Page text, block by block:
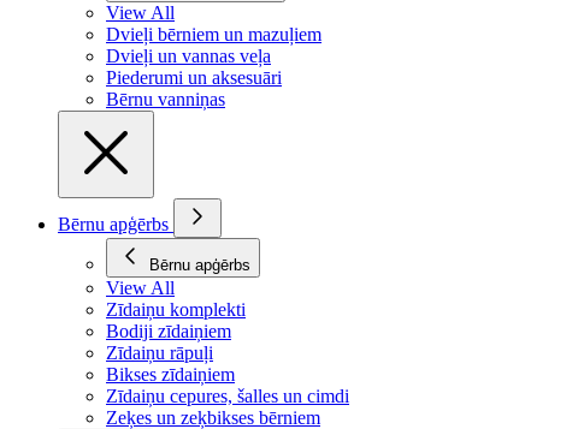
View All
Dvieļi bērniem un mazuļiem
Dvieļi un vannas veļa
Piederumi un aksesuāri
Bērnu vanniņas
Bērnu apģērbs
Bērnu apģērbs
View All
Zīdaiņu komplekti
Bodiji zīdaiņiem
Zīdaiņu rāpuļi
Bikses zīdaiņiem
Zīdaiņu cepures, šalles un cimdi
Zeķes un zeķbikses bērniem